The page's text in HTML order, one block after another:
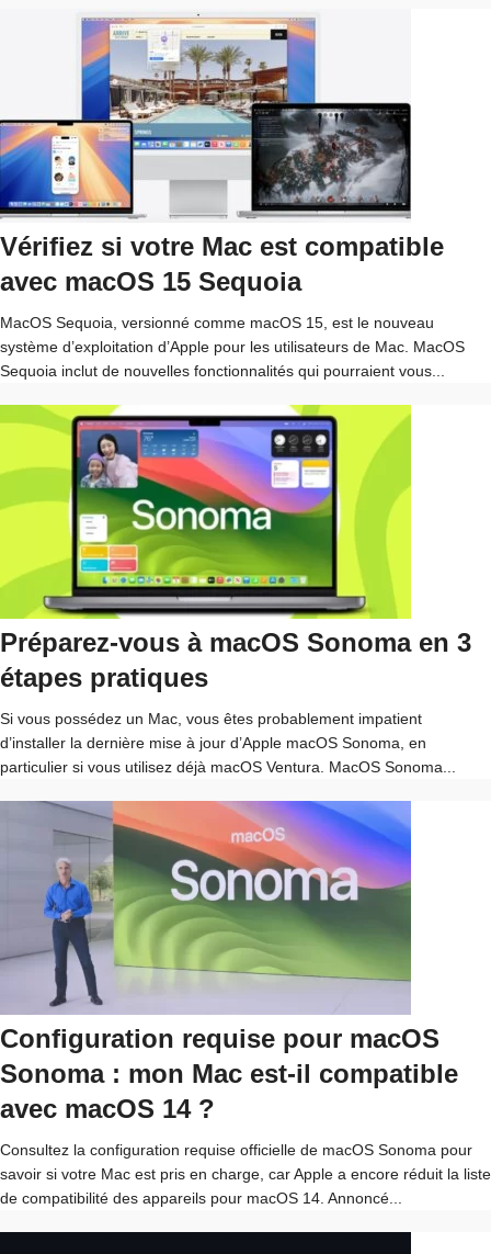
Vérifiez si votre Mac est compatible
avec macOS 15 Sequoia
MacOS Sequoia, versionné comme macOS 15, est le nouveau
système d’exploitation d’Apple pour les utilisateurs de Mac. MacOS
Sequoia inclut de nouvelles fonctionnalités qui pourraient vous...
Préparez-vous à macOS Sonoma en 3
étapes pratiques
Si vous possédez un Mac, vous êtes probablement impatient
d’installer la dernière mise à jour d’Apple macOS Sonoma, en
particulier si vous utilisez déjà macOS Ventura. MacOS Sonoma...
Configuration requise pour macOS
Sonoma : mon Mac est-il compatible
avec macOS 14 ?
Consultez la configuration requise officielle de macOS Sonoma pour
savoir si votre Mac est pris en charge, car Apple a encore réduit la liste
de compatibilité des appareils pour macOS 14. Annoncé...